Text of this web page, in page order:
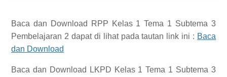
Baca dan Download
RPP Kelas 1 Tema 1 Subtema 3
Pembelajaran 2 dapat di lihat pada tautan link ini : Baca
dan Download
Baca dan Download
LKPD Kelas 1 Tema 1 Subtema 3